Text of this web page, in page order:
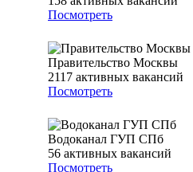
Посмотреть
Правительство Москвы
2117 активных вакансий
Посмотреть
Водоканал ГУП СПб
56 активных вакансий
Посмотреть